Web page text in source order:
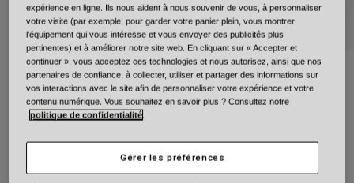
Lil Ripper Triblend
Article n°39202
49,99 €
expérience en ligne. Ils nous aident à nous souvenir de vous, à personnaliser
votre visite (par exemple, pour garder votre panier plein, vous montrer
l'équipement qui vous intéresse et vous envoyer des publicités plus
pertinentes) et à améliorer notre site web. En cliquant sur « Accepter et
continuer », vous acceptez ces technologies et nous autorisez, ainsi que nos
partenaires de confiance, à collecter, utiliser et partager des informations sur
vos interactions avec le site afin de personnaliser votre expérience et votre
contenu numérique. Vous souhaitez en savoir plus ? Consultez notre
politique de confidentialité
Gérer les préférences